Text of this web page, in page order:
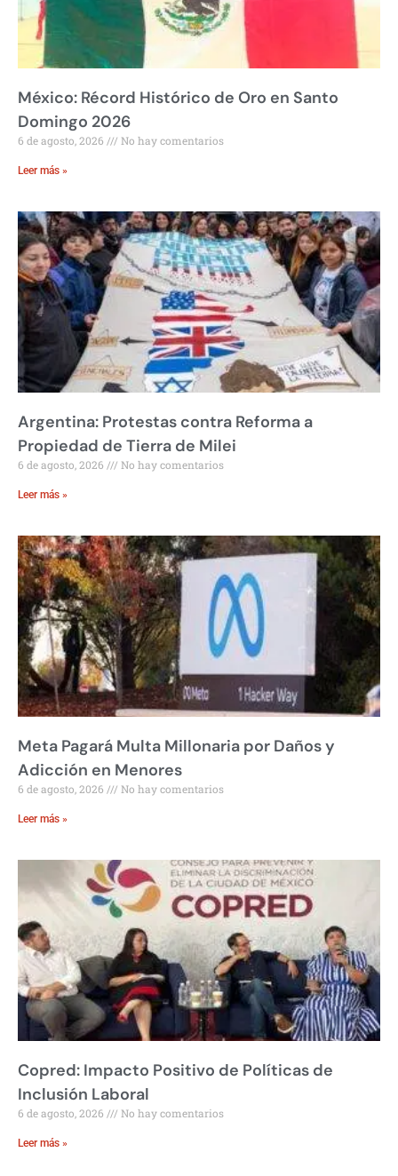
México: Récord Histórico de Oro en Santo
Domingo 2026
6 de agosto, 2026 No hay comentarios
Leer más »
Argentina: Protestas contra Reforma a
Propiedad de Tierra de Milei
6 de agosto, 2026 No hay comentarios
Leer más »
Meta Pagará Multa Millonaria por Daños y
Adicción en Menores
6 de agosto, 2026 No hay comentarios
Leer más »
Copred: Impacto Positivo de Políticas de
Inclusión Laboral
6 de agosto, 2026 No hay comentarios
Leer más »